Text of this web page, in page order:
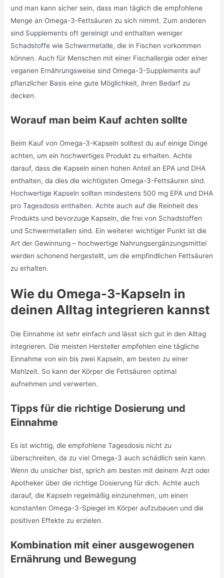
und man kann sicher sein, dass man täglich die empfohlene
Menge an Omega-3-Fettsäuren zu sich nimmt. Zum anderen
sind Supplements oft gereinigt und enthalten weniger
Schadstoffe wie Schwermetalle, die in Fischen vorkommen
können. Auch für Menschen mit einer Fischallergie oder einer
veganen Ernährungsweise sind Omega-3-Supplements auf
pflanzlicher Basis eine gute Möglichkeit, ihren Bedarf zu
decken.
Worauf man beim Kauf achten sollte
Beim Kauf von Omega-3-Kapseln solltest du auf einige Dinge
achten, um ein hochwertiges Produkt zu erhalten. Achte
darauf, dass die Kapseln einen hohen Anteil an EPA und DHA
enthalten, da dies die wichtigsten Omega-3-Fettsäuren sind.
Hochwertige Kapseln sollten mindestens 500 mg EPA und DHA
pro Tagesdosis enthalten. Achte auch auf die Reinheit des
Produkts und bevorzuge Kapseln, die frei von Schadstoffen
und Schwermetallen sind. Ein weiterer wichtiger Punkt ist die
Art der Gewinnung – hochwertige Nahrungsergänzungsmittel
werden schonend hergestellt, um die empfindlichen Fettsäuren
zu erhalten.
Wie du Omega-3-Kapseln in
deinen Alltag integrieren kannst
Die Einnahme ist sehr einfach und lässt sich gut in den Alltag
integrieren. Die meisten Hersteller empfehlen eine tägliche
Einnahme von ein bis zwei Kapseln, am besten zu einer
Mahlzeit. So kann der Körper die Fettsäuren optimal
aufnehmen und verwerten.
Tipps für die richtige Dosierung und
Einnahme
Es ist wichtig, die empfohlene Tagesdosis nicht zu
überschreiten, da zu viel Omega-3 auch schädlich sein kann.
Wenn du unsicher bist, sprich am besten mit deinem Arzt oder
Apotheker über die richtige Dosierung für dich. Achte auch
darauf, die Kapseln regelmäßig einzunehmen, um einen
konstanten Omega-3-Spiegel im Körper aufzubauen und die
positiven Effekte zu erzielen.
Kombination mit einer ausgewogenen
Ernährung und Bewegung